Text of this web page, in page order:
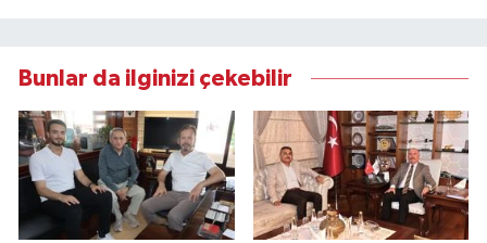
Bunlar da ilginizi çekebilir